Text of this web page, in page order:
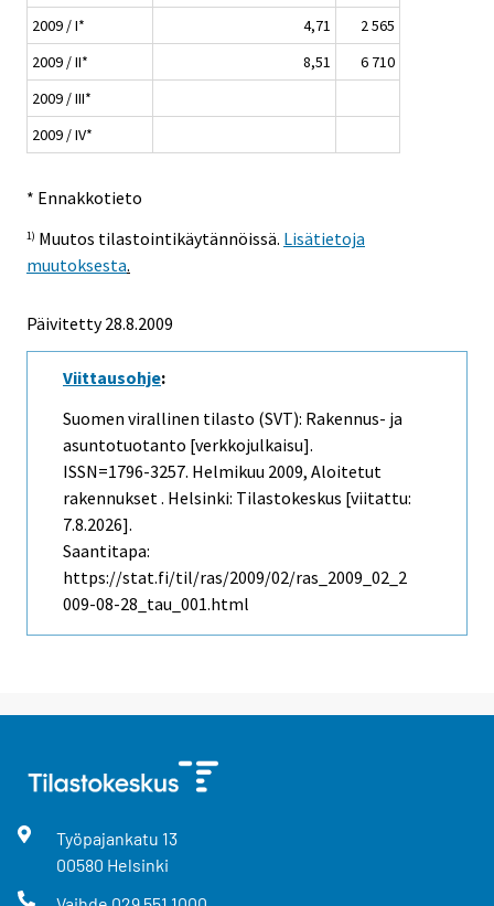
2009 / I* 4,71
2 565
2009 / II*
8,51
6 710
2009 / III*
2009 / IV*
* Ennakkotieto
1) Muutos tilastointikäytännöissä. Lisätietoja
muutoksesta.
Päivitetty28.8.2009
Viittausohje:
Suomen virallinen tilasto (SVT): Rakennus- ja
asuntotuotanto [verkkojulkaisu].
ISSN=1796-3257. Helmikuu 2009, Aloitetut
rakennukset . Helsinki: Tilastokeskus [viitattu:
7.8.2026].
Saantitapa:
https://stat.fi/til/ras/2009/02/ras_2009_02_2
009-08-28_tau_001.html
Työpajankatu 13
00580 Helsinki